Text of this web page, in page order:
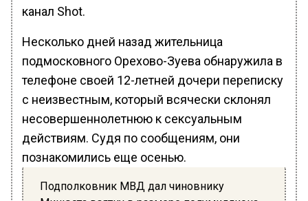
канал Shot.
Несколько дней назад жительница
подмосковного Орехово-Зуева обнаружила в
телефоне своей 12-летней дочери переписку
с неизвестным, который всячески склонял
несовершеннолетнюю к сексуальным
действиям. Судя по сообщениям, они
познакомились еще осенью.
Подполковник МВД дал чиновнику